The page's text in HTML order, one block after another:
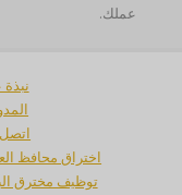
عملك.
نبذة
اتصل
اختراق محافظ
توظيف مخترق
du Canada
de Belgique